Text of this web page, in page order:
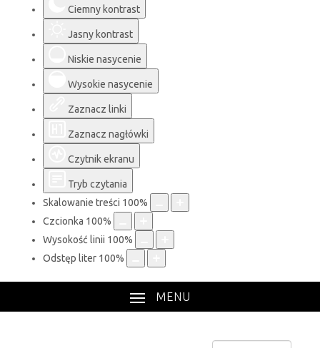
Ciemny kontrast
Jasny kontrast
Niskie nasycenie
Wysokie nasycenie
Zaznacz linki
Zaznacz nagłówki
Czytnik ekranu
Tryb czytania
Skalowanie treści 100%
Czcionka 100%
Wysokość linii 100%
Odstęp liter 100%
MENU